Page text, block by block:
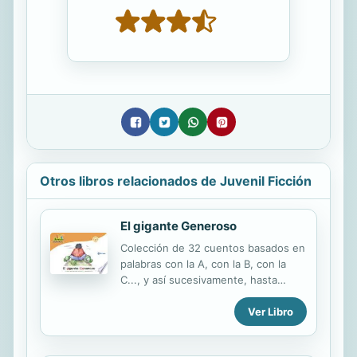
Otros libros relacionados de Juvenil Ficción
El gigante Generoso
Colección de 32 cuentos basados en
palabras con la A, con la B, con la
C..., y así sucesivamente, hasta
completar los 32 sonidos del
abecedario. Las palabras clave de
cada doble página aparecen en
Ver Libro